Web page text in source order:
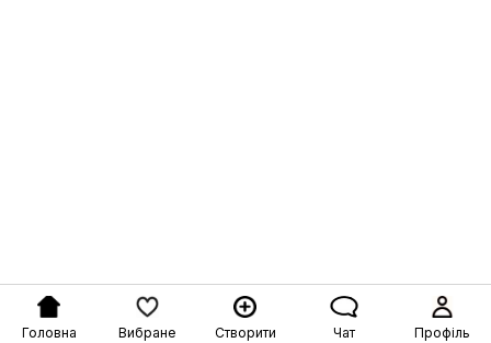
Головна Вибране Створити Чат Профіль